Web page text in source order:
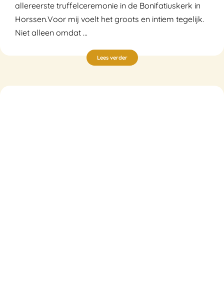
allereerste truffelceremonie in de Bonifatiuskerk in
Horssen.Voor mij voelt het groots en intiem tegelijk.
Niet alleen omdat ...
Lees verder